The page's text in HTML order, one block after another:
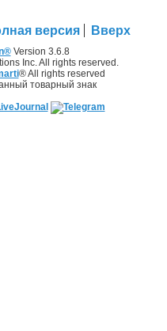
версия Вверх
Version 3.6.8
Inc. All rights reserved.
® All rights reserved
товарный знак